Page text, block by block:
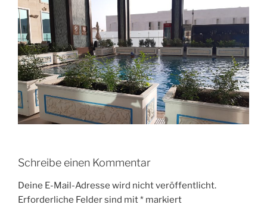
Schreibe einen Kommentar
Deine E-Mail-Adresse wird nicht veröffentlicht.
Erforderliche Felder sind mit* markiert